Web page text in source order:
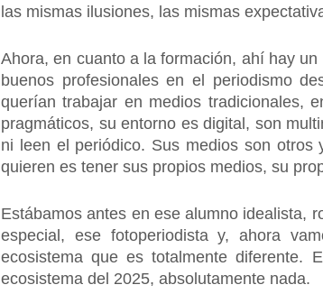
las mismas ilusiones, las mismas
Ahora, en cuanto a la formación, ahí hay
buenos profesionales en el periodismo
querían trabajar en medios tradicionales,
pragmáticos, su entorno es digital, son
ni leen el periódico. Sus medios son
quieren es tener sus propios medios, su
Estábamos antes en ese alumno idealista,
especial, ese fotoperiodista y, ahora
ecosistema que es totalmente diferente.
ecosistema del 2025, absolutamente nada.